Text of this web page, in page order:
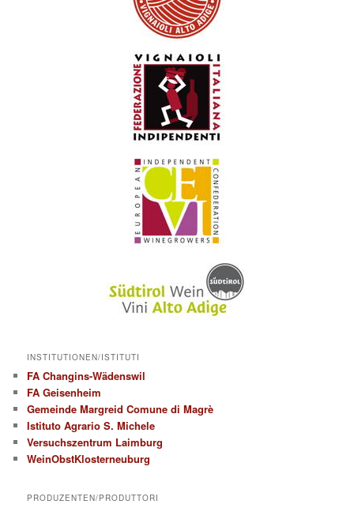
INSTITUTIONEN/ISTITUTI
FA Changins-Wädenswil
FA Geisenheim
Gemeinde Margreid Comune di Magrè
Istituto Agrario S. Michele
Versuchszentrum Laimburg
WeinObstKlosterneuburg
PRODUZENTEN/PRODUTTORI